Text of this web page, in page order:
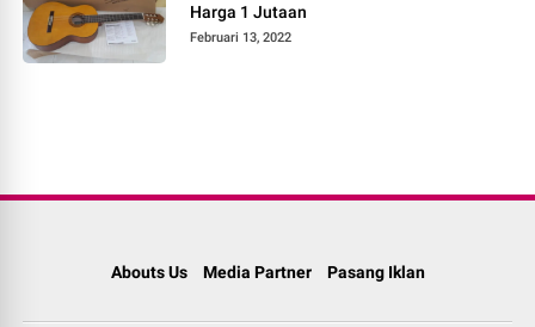
Harga 1 Jutaan
Februari 13, 2022
Abouts Us Media Partner Pasang Iklan